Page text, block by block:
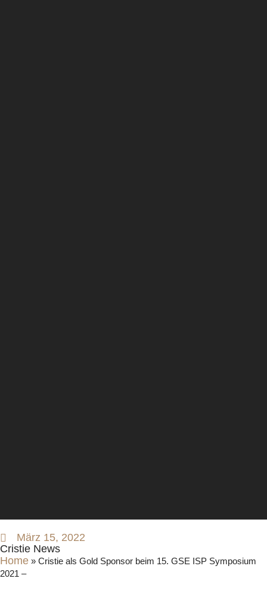
März 15, 2022
Cristie News
Home » Cristie als Gold Sponsor beim 15. GSE ISP Symposium
2021 –